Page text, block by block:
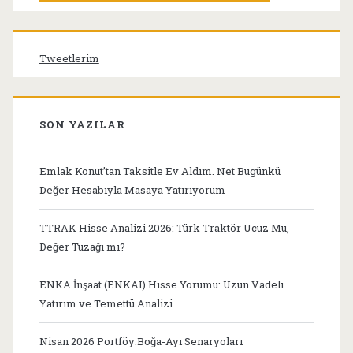
Tweetlerim
SON YAZILAR
Emlak Konut’tan Taksitle Ev Aldım. Net Bugünkü
Değer Hesabıyla Masaya Yatırıyorum
TTRAK Hisse Analizi 2026: Türk Traktör Ucuz Mu,
Değer Tuzağı mı?
ENKA İnşaat (ENKAI) Hisse Yorumu: Uzun Vadeli
Yatırım ve Temettü Analizi
Nisan 2026 Portföy:Boğa-Ayı Senaryoları